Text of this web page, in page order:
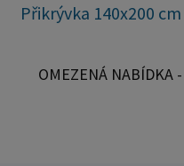
Přikrývka 140x200
OMEZENÁ NABÍDKA